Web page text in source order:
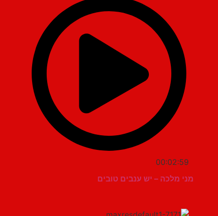
00:02:59
מני מלכה – יש ענבים טובים